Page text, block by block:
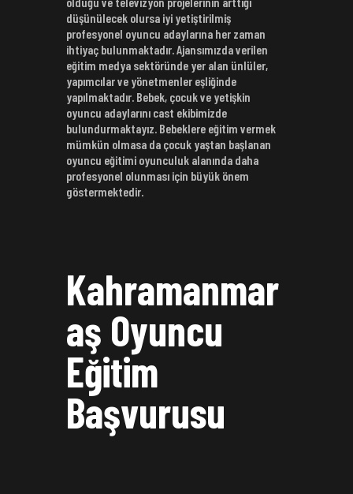
düşünülecek olursa iyi yetiştirilmiş
profesyonel oyuncu adaylarına her zaman
ihtiyaç bulunmaktadır. Ajansımızda verilen
eğitim medya sektöründe yer alan ünlüler,
yapımcılar ve yönetmenler eşliğinde
yapılmaktadır. Bebek, çocuk ve yetişkin
oyuncu adaylarını cast ekibimizde
bulundurmaktayız. Bebeklere eğitim vermek
mümkün olmasa da çocuk yaştan başlanan
oyuncu eğitimi oyunculuk alanında daha
profesyonel olunması için büyük önem
göstermektedir.
Kahramanmar
aş Oyuncu
Eğitim
Başvurusu